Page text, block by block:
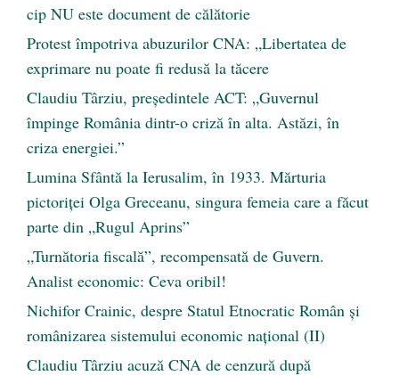
cip NU este document de călătorie
Protest împotriva abuzurilor CNA: „Libertatea de
exprimare nu poate fi redusă la tăcere
Claudiu Târziu, președintele ACT: „Guvernul
împinge România dintr-o criză în alta. Astăzi, în
criza energiei.”
Lumina Sfântă la Ierusalim, în 1933. Mărturia
pictoriței Olga Greceanu, singura femeia care a făcut
parte din „Rugul Aprins”
„Turnătoria fiscală”, recompensată de Guvern.
Analist economic: Ceva oribil!
Nichifor Crainic, despre Statul Etnocratic Român şi
românizarea sistemului economic naţional (II)
Claudiu Târziu acuză CNA de cenzură după